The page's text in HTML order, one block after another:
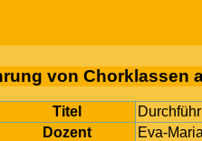
von Chorklassen
Titel
Dozent
Eva-